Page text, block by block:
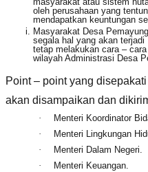
oleh perusahaan yang
mendapatkan keuntungan
Masyarakat Desa
segala hal yang akan
tetap melakukan cara –
wilayah Administrasi Desa
Point – point yang
akan disampaikan dan
·
Menteri Koordinator
·
Menteri Lingkungan
·
Menteri Dalam Negeri.
·
Menteri Keuangan.